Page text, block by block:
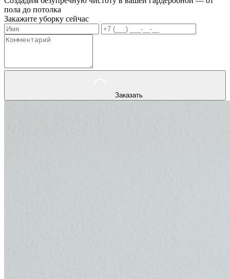
пола до потолка
Закажите уборку сейчас
Заказать